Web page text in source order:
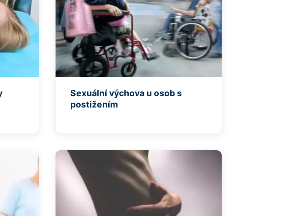
Sexuální výchova u osob s
postižením